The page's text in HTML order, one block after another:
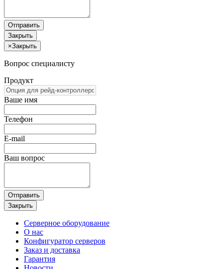
Отправить
Закрыть
×Закрыть
Вопрос специалисту
Продукт
Ваше имя
Телефон
E-mail
Ваш вопрос
Отправить
Закрыть
Серверное оборудование
О нас
Конфигуратор серверов
Заказ и доставка
Гарантия